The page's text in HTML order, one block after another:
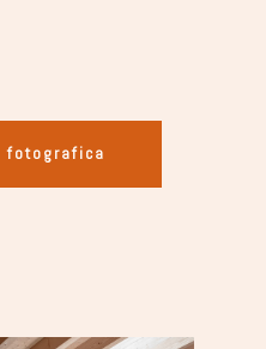
fotografica